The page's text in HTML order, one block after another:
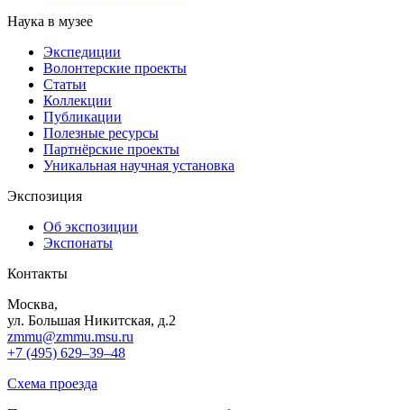
Наука в музее
Экспедиции
Волонтерские проекты
Статьи
Коллекции
Публикации
Полезные ресурсы
Партнёрские проекты
Уникальная научная установка
Экспозиция
Об экспозиции
Экспонаты
Контакты
Москва,
ул. Большая Никитская, д.2
zmmu@zmmu.msu.ru
+7 (495) 629–39–48
Схема проезда